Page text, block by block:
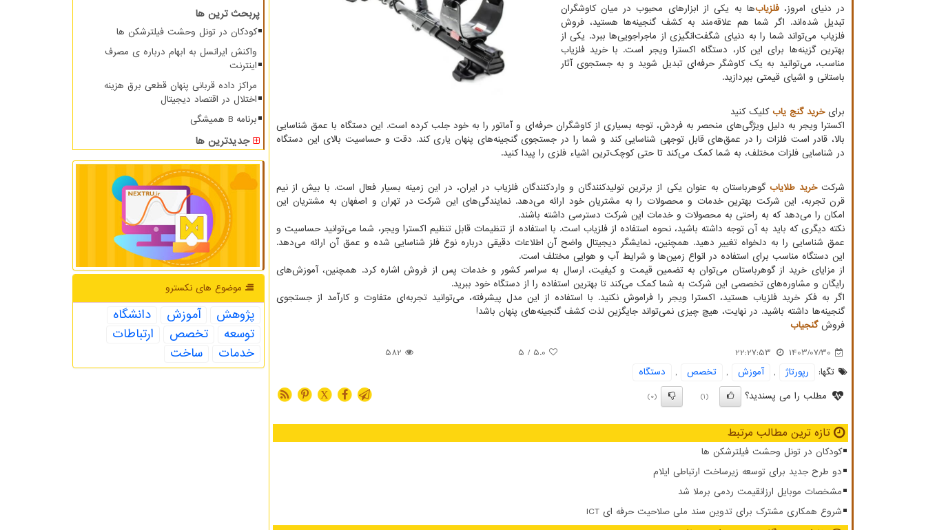
در دنیای امروز، فلزیاب‌ها به یکی از ابزارهای محبوب در میان کاوشگران
تبدیل شده‌اند. اگر شما هم علاقه‌مند به کشف گنجینه‌ها هستید، فروش
فلزیاب می‌تواند شما را به دنیای شگفت‌انگیزی از ماجراجویی‌ها ببرد. یکی از
بهترین گزینه‌ها برای این کار، دستگاه اکسترا ویجر است. با خرید فلزیاب
مناسب، می‌توانید به یک کاوشگر حرفه‌ای تبدیل شوید و به جستجوی آثار
باستانی و اشیای قیمتی بپردازید.
برایخرید گنج یاب کلیک کنید
اکسترا ویجر به دلیل ویژگی‌های منحصر به فردش، توجه بسیاری از کاوشگران حرفه‌ای و آماتور را به خود جلب کرده است. این دستگاه با عمق شناسایی
بالا، قادر است فلزات را در عمق‌های قابل توجهی شناسایی کند و شما را در جستجوی گنجینه‌های پنهان یاری کند. دقت و حساسیت بالای این دستگاه
در شناسایی فلزات مختلف، به شما کمک می‌کند تا حتی کوچک‌ترین اشیاء فلزی را پیدا کنید.
شرکتخرید طلایاب گوهرباستان به عنوان یکی از برترین تولیدکنندگان و واردکنندگان فلزیاب در ایران، در این زمینه بسیار فعال است. با بیش از نیم
قرن تجربه، این شرکت بهترین خدمات و محصولات را به مشتریان خود ارائه می‌دهد. نمایندگی‌های این شرکت در تهران و اصفهان به مشتریان این
امکان را می‌دهد که به راحتی به محصولات و خدمات این شرکت دسترسی داشته باشند.
نکته دیگری که باید به آن توجه داشته باشید، نحوه استفاده از فلزیاب است. با استفاده از تنظیمات قابل تنظیم اکسترا ویجر، شما می‌توانید حساسیت و
عمق شناسایی را به دلخواه تغییر دهید. همچنین، نمایشگر دیجیتال واضح آن اطلاعات دقیقی درباره نوع فلز شناسایی شده و عمق آن ارائه می‌دهد.
این دستگاه مناسب برای استفاده در انواع زمین‌ها و شرایط آب و هوایی مختلف است.
از مزایای خرید از گوهرباستان می‌توان به تضمین قیمت و کیفیت، ارسال به سراسر کشور و خدمات پس از فروش اشاره کرد. همچنین، آموزش‌های
رایگان و مشاوره‌های تخصصی این شرکت به شما کمک می‌کند تا بهترین استفاده را از دستگاه خود ببرید.
اگر به فکر خرید فلزیاب هستید، اکسترا ویجر را فراموش نکنید. با استفاده از این مدل پیشرفته، می‌توانید تجربه‌ای متفاوت و کارآمد از جستجوی
گنجینه‌ها داشته باشید. در نهایت، هیچ چیزی نمی‌تواند جایگزین لذت کشف گنجینه‌های پنهان باشد!
فروشگنجیاب
1403/07/30
22:27:53
5.0
/ 5
582
تگها:
رپورتاژ , آموزش , تخصص ,
دستگاه
مطلب را می پسندید؟
(1)
(0)
X
تازه ترین مطالب مرتبط
کودکان در تونل وحشت فیلترشکن ها
دو طرح جدید برای توسعه زیرساخت ارتباطی ایلام
مشخصات موبایل ارزانقیمت ردمی برملا شد
شروع همکاری مشترک برای تدوین سند ملی صلاحیت حرفه ای ICT
پربحث ترین ها
کودکان در تونل وحشت فیلترشکن ها
واکنش ایرانسل به ابهام درباره ی مصرف
اینترنت
مراکز داده قربانی پنهان قطعی برق هزینه
اختلال در اقتصاد دیجیتال
برنامه B همیشگی
جدیدترین ها
موضوع های نكسترو
پژوهش آموزش
دانشگاه
توسعه
تخصص
ارتباطات
خدمات
ساخت